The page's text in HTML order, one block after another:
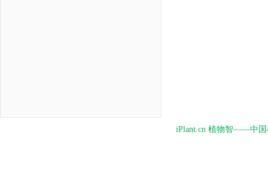
iPlant.cn 植物智——中国